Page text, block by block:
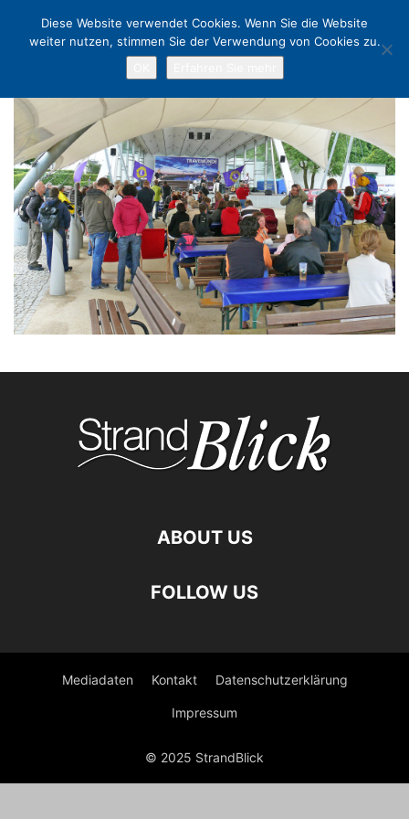
ABOUT US
FOLLOW US
Mediadaten Kontakt Datenschutzerklärung
Impressum
© 2025 StrandBlick
Diese Website verwendet Cookies. Wenn Sie die Website
weiter nutzen, stimmen Sie der Verwendung von Cookies zu.